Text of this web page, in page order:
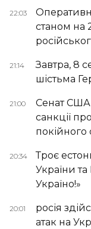
22:03
станом на
21:14
Завтра, 8
шістьма
21:00
Сенат США
санкції
покійного
20:34
Троє
України та
Україно!»
20:01
росія
атак на